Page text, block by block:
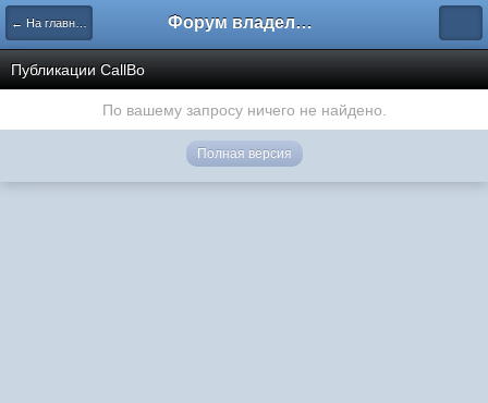
← На главную Форум владельцев интернет-магазинов
Публикации CallBo
По вашему запросу ничего не найдено.
Полная версия